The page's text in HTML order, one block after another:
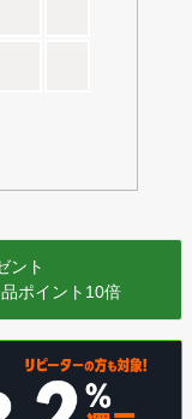
ント
ポイント10倍